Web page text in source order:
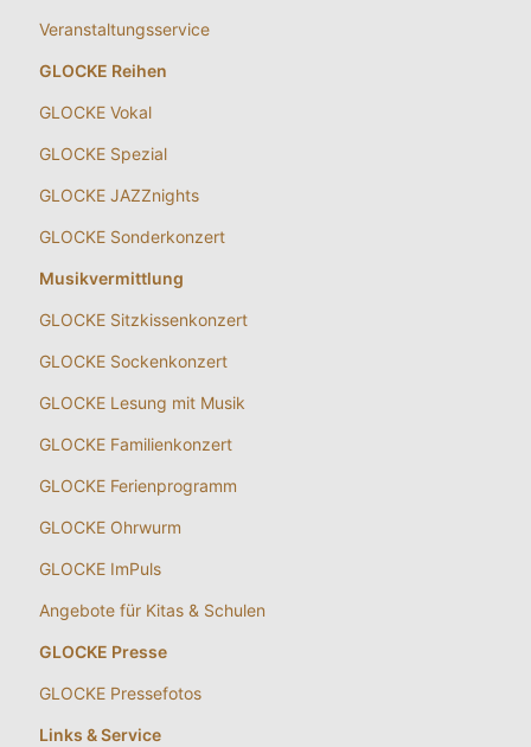
Veranstaltungsservice
GLOCKE Reihen
GLOCKE Vokal
GLOCKE Spezial
GLOCKE JAZZnights
GLOCKE Sonderkonzert
Musikvermittlung
GLOCKE Sitzkissenkonzert
GLOCKE Sockenkonzert
GLOCKE Lesung mit Musik
GLOCKE Familienkonzert
GLOCKE Ferienprogramm
GLOCKE Ohrwurm
GLOCKE ImPuls
Angebote für Kitas & Schulen
GLOCKE Presse
GLOCKE Pressefotos
Links & Service